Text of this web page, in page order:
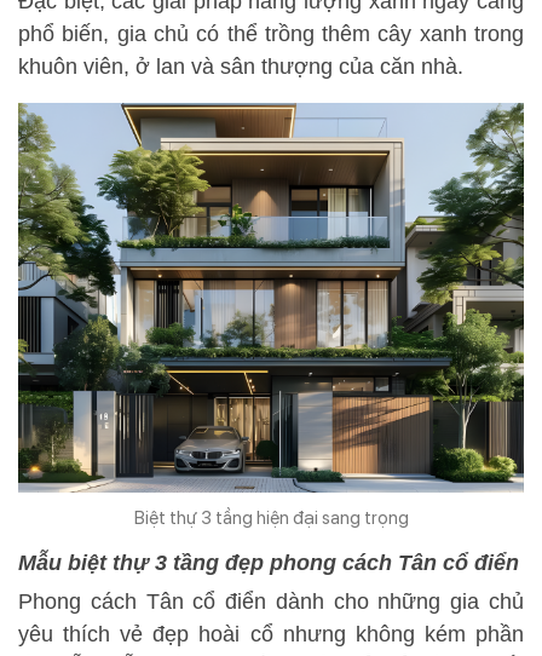
phổ biến, gia chủ có thể trồng thêm cây xanh trong
khuôn viên, ở lan và sân thượng của căn nhà.
Biệt thự 3 tầng hiện đại sang trọng
Mẫu biệt thự 3 tầng đẹp phong cách Tân cổ điển
Phong cách Tân cổ điển dành cho những gia chủ
yêu thích vẻ đẹp hoài cổ nhưng không kém phần